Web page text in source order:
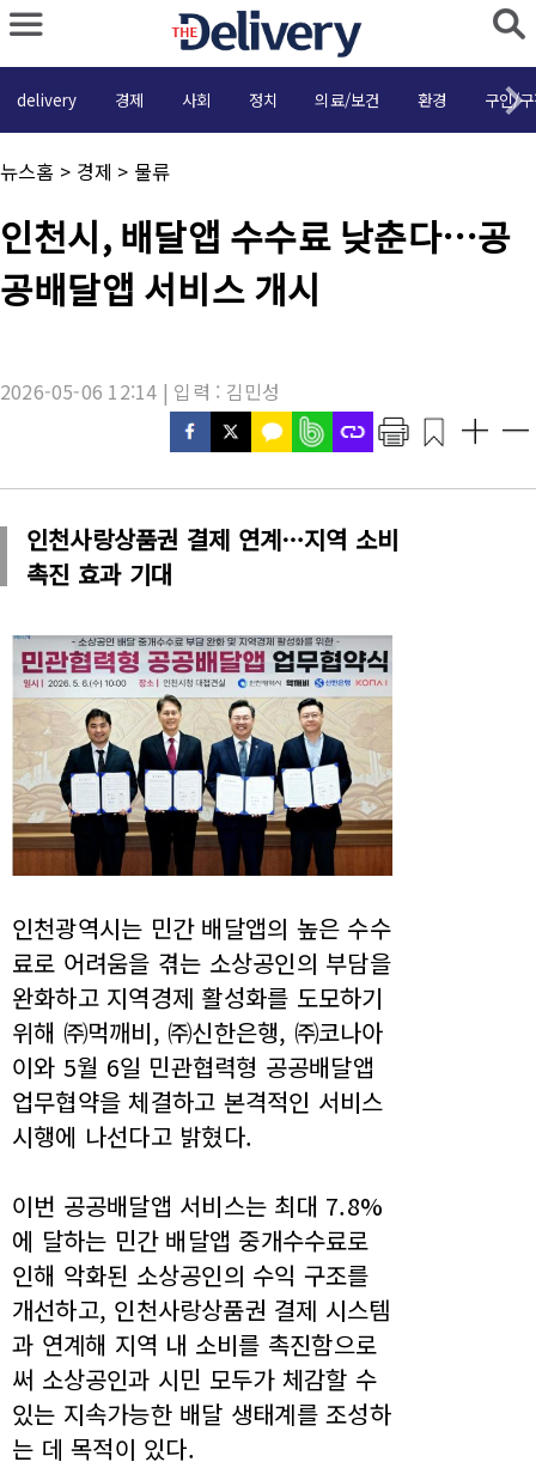
delivery 경제 사회 정치 의료/보건 환경 구인/
채
널
:
뉴스홈 > 경제 > 물류
기
사
제
목
인천시, 배달앱 수수료 낮춘다…공
공배달앱 서비스 개시
2026-05-06 12:14 | 입력 : 김민성
인천사랑상품권 결제 연계…지역 소비
촉진 효과 기대
인천광역시는 민간 배달앱의 높은 수수
료로 어려움을 겪는 소상공인의 부담을
완화하고 지역경제 활성화를 도모하기
위해 ㈜먹깨비, ㈜신한은행, ㈜코나아
이와 5월 6일 민관협력형 공공배달앱
업무협약을 체결하고 본격적인 서비스
시행에 나선다고 밝혔다.
이번 공공배달앱 서비스는 최대 7.8%
에 달하는 민간 배달앱 중개수수료로
인해 악화된 소상공인의 수익 구조를
개선하고, 인천사랑상품권 결제 시스템
과 연계해 지역 내 소비를 촉진함으로
써 소상공인과 시민 모두가 체감할 수
있는 지속가능한 배달 생태계를 조성하
는 데 목적이 있다.